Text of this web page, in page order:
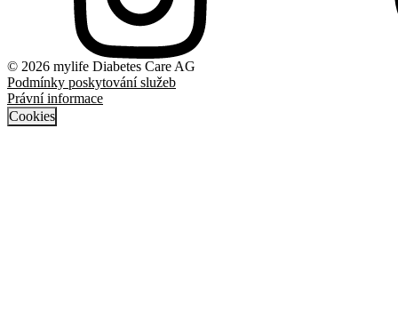
© 2026 mylife Diabetes Care AG
Podmínky poskytování služeb
Právní informace
Cookies